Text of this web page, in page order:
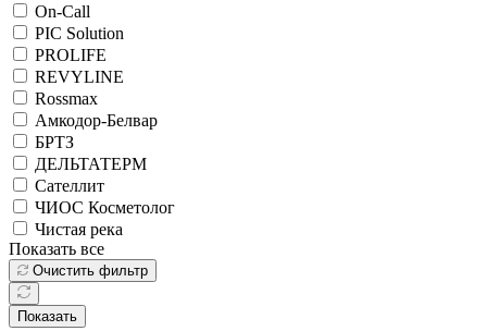
On-Call
PIC Solution
PROLIFE
REVYLINE
Rossmax
Амкодор-Белвар
БРТЗ
ДЕЛЬТАТЕРМ
Сателлит
ЧИОС Косметолог
Чистая река
Показать все
Очистить фильтр
Показать